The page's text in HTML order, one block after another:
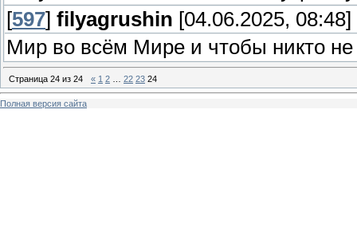
[597] filyagrushin [04.06.2025, 08:48]
Мир во всём Мире и чтобы никто
Страница 24 из 24 « 1 2 22 23 24
Полная версия сайта